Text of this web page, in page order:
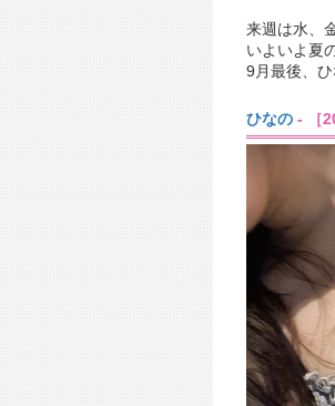
来週は水、
いよいよ夏
9月最後、
ひなの - ［